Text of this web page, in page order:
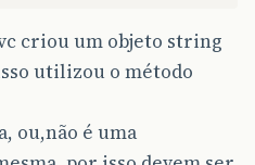
criou um objeto string
utilizou o método
ou,não é uma